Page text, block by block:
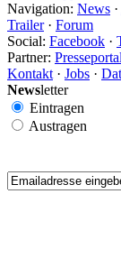
Navigation: News ·
Trailer· Forum
Social: Facebook ·
Partner: Presseportal
Kontakt · Jobs ·
Newsletter
Eintragen
Austragen